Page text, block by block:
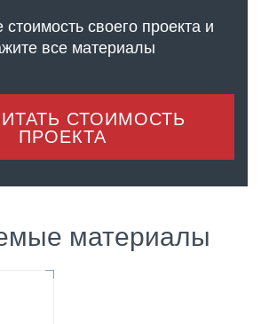
стоимость своего проектаи
все материалы
СТОИМОСТЬ
ПРОЕКТА
материалы